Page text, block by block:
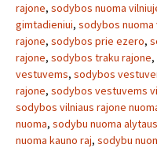
rajone, sodybos nuoma
gimtadieniui, sodybos nuoma
rajone, sodybos prie ezero,
rajone, sodybos traku rajone,
vestuvems, sodybos
rajone, sodybos vestuvems
sodybos vilniaus rajone
nuoma, sodybu nuoma
nuoma kauno raj, sodybu